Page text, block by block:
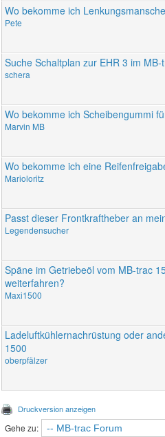
Wo bekomme ich
Pete
Suche Schaltplan zur EHR 3 im MB-
schera
Wo bekomme ich Scheibengummi
Marvin MB
Wo bekomme ich eine
Marioloritz
Passt dieser Frontkraftheber an
Legendensucher
Späne im Getriebeöl vom MB-trac
weiterfahren?
Maxi1500
Ladeluftkühlernachrüstung oder
1500
oberpfälzer
Druckversion anzeigen
Gehe zu: